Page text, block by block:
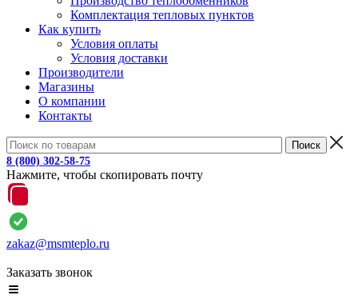
Комплектация тепловых пунктов
Как купить
Условия оплаты
Условия доставки
Производители
Магазины
О компании
Контакты
8 (800) 302-58-75
Нажмите, чтобы скопировать почту
zakaz@msmteplo.ru
Заказать звонок